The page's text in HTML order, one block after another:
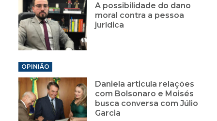
A possibilidade do dano
moral contra a pessoa
jurídica
OPINIÃO
Daniela articula relações
com Bolsonaro e Moisés
busca conversa com Júlio
Garcia